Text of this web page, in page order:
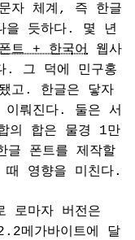
자 체계, 즉 한글
을 듯하다. 몇 년
트 + 한국어 웹사
. 그 덕에 민구홍
고. 한글은 닿자
이뤄진다. 둘은 서
의 합은 물경 1만
폰트를 제작할
때 영향을 미친다.
로마자 버전은
메가바이트에 달